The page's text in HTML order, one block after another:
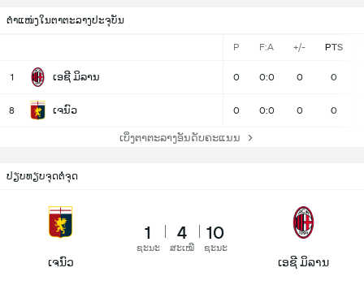
ຕຳແໜ່ງໃນຕາຕະລາງປະຈຸບັນ
P F:A +/- PTS
1 ເອຊີ ມິລານ 0 0:0 0 0
8 ເຈນົວ 0 0:0 0 0
ເບິ່ງຕາຕະລາງອັນດັບຄະແນນ
ປຽບທຽບຈຸດຕໍ່ຈຸດ
ເຈນົວ
1
ຊະນະ
4
ສະເໝີ
10
ຊະນະ
ເອຊີ ມິລານ